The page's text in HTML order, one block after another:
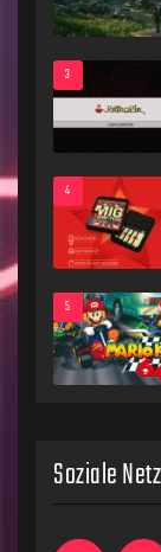
Soziale